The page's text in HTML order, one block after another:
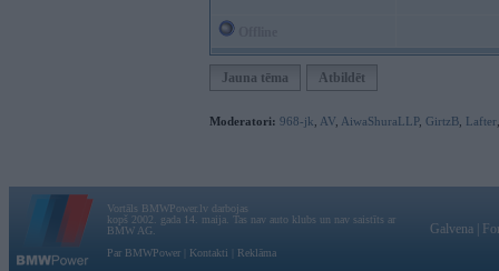
Jauna tēma Atbildēt
Moderatori: 968-jk AV AiwaShuraLLP, GirtzB Lafter
Vortāls BMWPower.lv darbojas
kopš 2002. gada 14. maija. Tas nav auto klubs un nav saistīts ar
BMW AG.
Par BMWPower
Kontakti Reklāma
Galvena